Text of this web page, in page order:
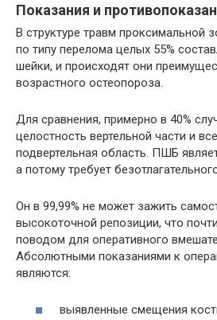
Показания и
В структуре травм проксимальной
по типу перелома целых 55%
шейки, и происходят они
возрастного остеопороза.
Для сравнения, примерно в 40%
целостность вертельной части и
подвертельная область. ПШБ
а потому требует
Он в 99,99% не может зажить
высокоточной репозиции, что
поводом для оперативного
Абсолютными показаниями к
являются:
выявленные смещения